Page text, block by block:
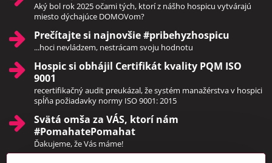
Aký bol rok 2025 očami tých, ktorí z nášho hospicu vytvárajú
miesto dýchajúce DOMOVom?
Prečítajte si najnovšie #pribehyzhospicu
...hoci nevládzem, nestrácam svoju hodnotu
Hospic si obhájil Certifikát kvality PQM ISO
9001
recertifikačný audit preukázal, že systém manažérstva v hospici
spĺňa požiadavky normy ISO 9001: 2015
Svätá omša za VÁS, ktorí nám
#PomahatePomahat
Ďakujeme, že Vás máme!